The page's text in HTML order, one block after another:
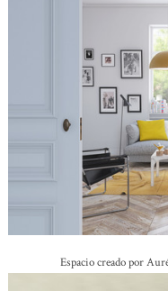
Espacio creado por